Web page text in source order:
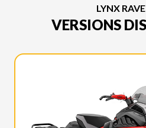
LYNX
VERSIONS